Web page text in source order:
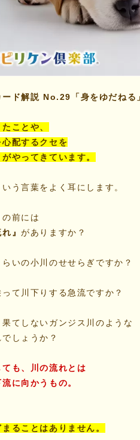
ード解説 No.29「身をゆだねる
ことや、
配するクセを
やってきています。
いう言葉をよく耳にします。
前には
れ』がありますか？
いの小川のせせらぎですか？
て川下りする急流ですか？
てしないガンジス川のような
しょうか？
ても、川の流れとは
に向かうもの。
ることはありません。